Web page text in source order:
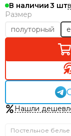
В наличии3
Размер
полуторный
Нашли
Постельное белье